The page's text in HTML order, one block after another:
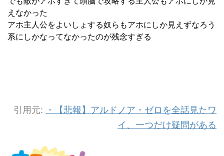
えなかった
アホ主人公をよいしょする奴らもアホにしか見えずなろう
系にしかなってなかったのが残念すぎる
引用元:
・【悲報】アルドノア・ゼロを全話見たワ
イ、一つだけ疑問がある